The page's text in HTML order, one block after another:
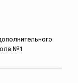
№1